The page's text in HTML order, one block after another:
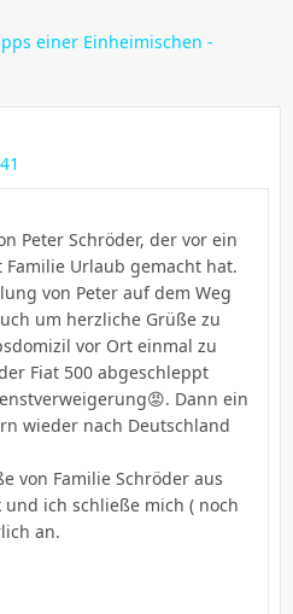
einer Einheimischen -
Peter Schröder, der vor ein
Urlaub gemacht hat.
von Peter auf dem Weg
um herzliche Grüße zu
vor Ort einmal zu
Fiat 500 abgeschleppt
Dann ein
wieder nach Deutschland
von Familie Schröder aus
ich schließe mich ( noch
an.